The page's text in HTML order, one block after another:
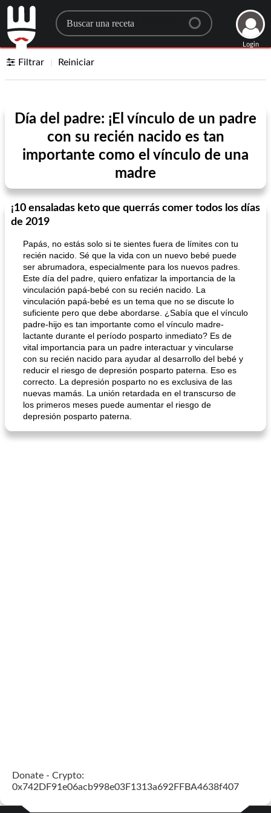
Search for a recipe
Login
Filtrar Reiniciar
Día del padre: ¡El vínculo de un padre
con su recién nacido es tan
importante como el vínculo de una
madre
¡10 ensaladas keto que querrás comer todos los días
de 2019
Papás, no estás solo si te sientes fuera de límites con tu
recién nacido. Sé que la vida con un nuevo bebé puede
ser abrumadora, especialmente para los nuevos padres.
Este día del padre, quiero enfatizar la importancia de la
vinculación papá-bebé con su recién nacido. La
vinculación papá-bebé es un tema que no se discute lo
suficiente pero que debe abordarse. ¿Sabía que el vínculo
padre-hijo es tan importante como el vínculo madre-
lactante durante el período posparto inmediato? Es de
vital importancia para un padre interactuar y vincularse
con su recién nacido para ayudar al desarrollo del bebé y
reducir el riesgo de depresión posparto paterna. Eso es
correcto. La depresión posparto no es exclusiva de las
nuevas mamás. La unión retardada en el transcurso de
los primeros meses puede aumentar el riesgo de
depresión posparto paterna.
Donate - Crypto:
0x742DF91e06acb998e03F1313a692FFBA4638f407